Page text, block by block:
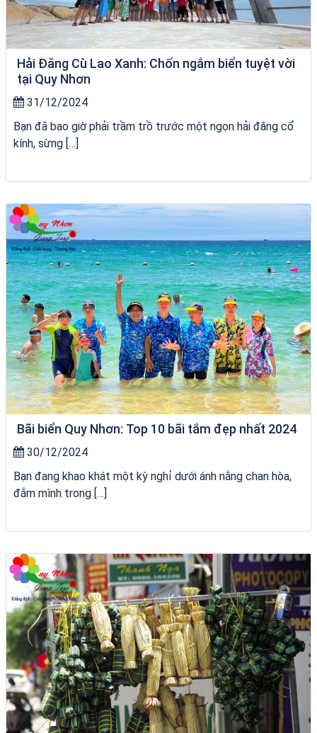
Hải Đăng Cù Lao Xanh: Chốn ngắm biển tuyệt vời
tại Quy Nhơn
31/12/2024
Bạn đã bao giờ phải trầm trồ trước một ngọn hải đăng cổ
kính, sừng […]
Khách sạn Alicia Phú Yên
Bãi biển Quy Nhơn: Top 10 bãi tắm đẹp nhất 2024
30/12/2024
Bạn đang khao khát một kỳ nghỉ dưới ánh nắng chan hòa,
đắm mình trong […]
Khách sạn Alicia Phú Yên